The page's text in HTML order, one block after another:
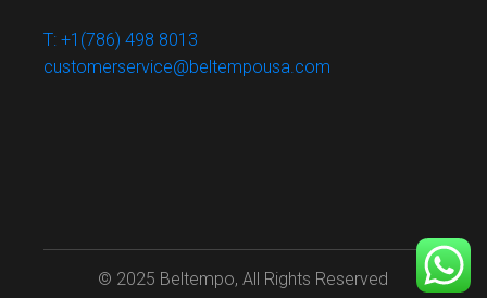
T: +1(786) 498 8013
customerservice@beltempousa.com
© 2025 Beltempo, All Rights Reserved